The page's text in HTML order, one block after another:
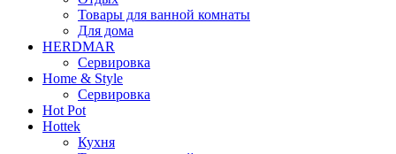
Товары для ванной комнаты
Для дома
HERDMAR
Сервировка
Home & Style
Сервировка
Hot Pot
Hottek
Кухня